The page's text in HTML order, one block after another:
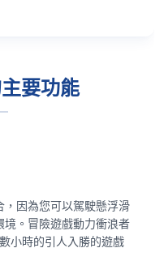
要功能
因為您可以駕駛懸浮滑
。冒險遊戲動力衝浪者
小時的引人入勝的遊戲